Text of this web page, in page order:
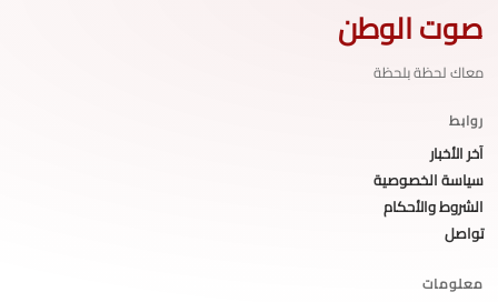
صوت الوطن
معاك لحظة بلحظة
روابط
آخر الأخبار
سياسة الخصوصية
الشروط والأحكام
تواصل
معلومات